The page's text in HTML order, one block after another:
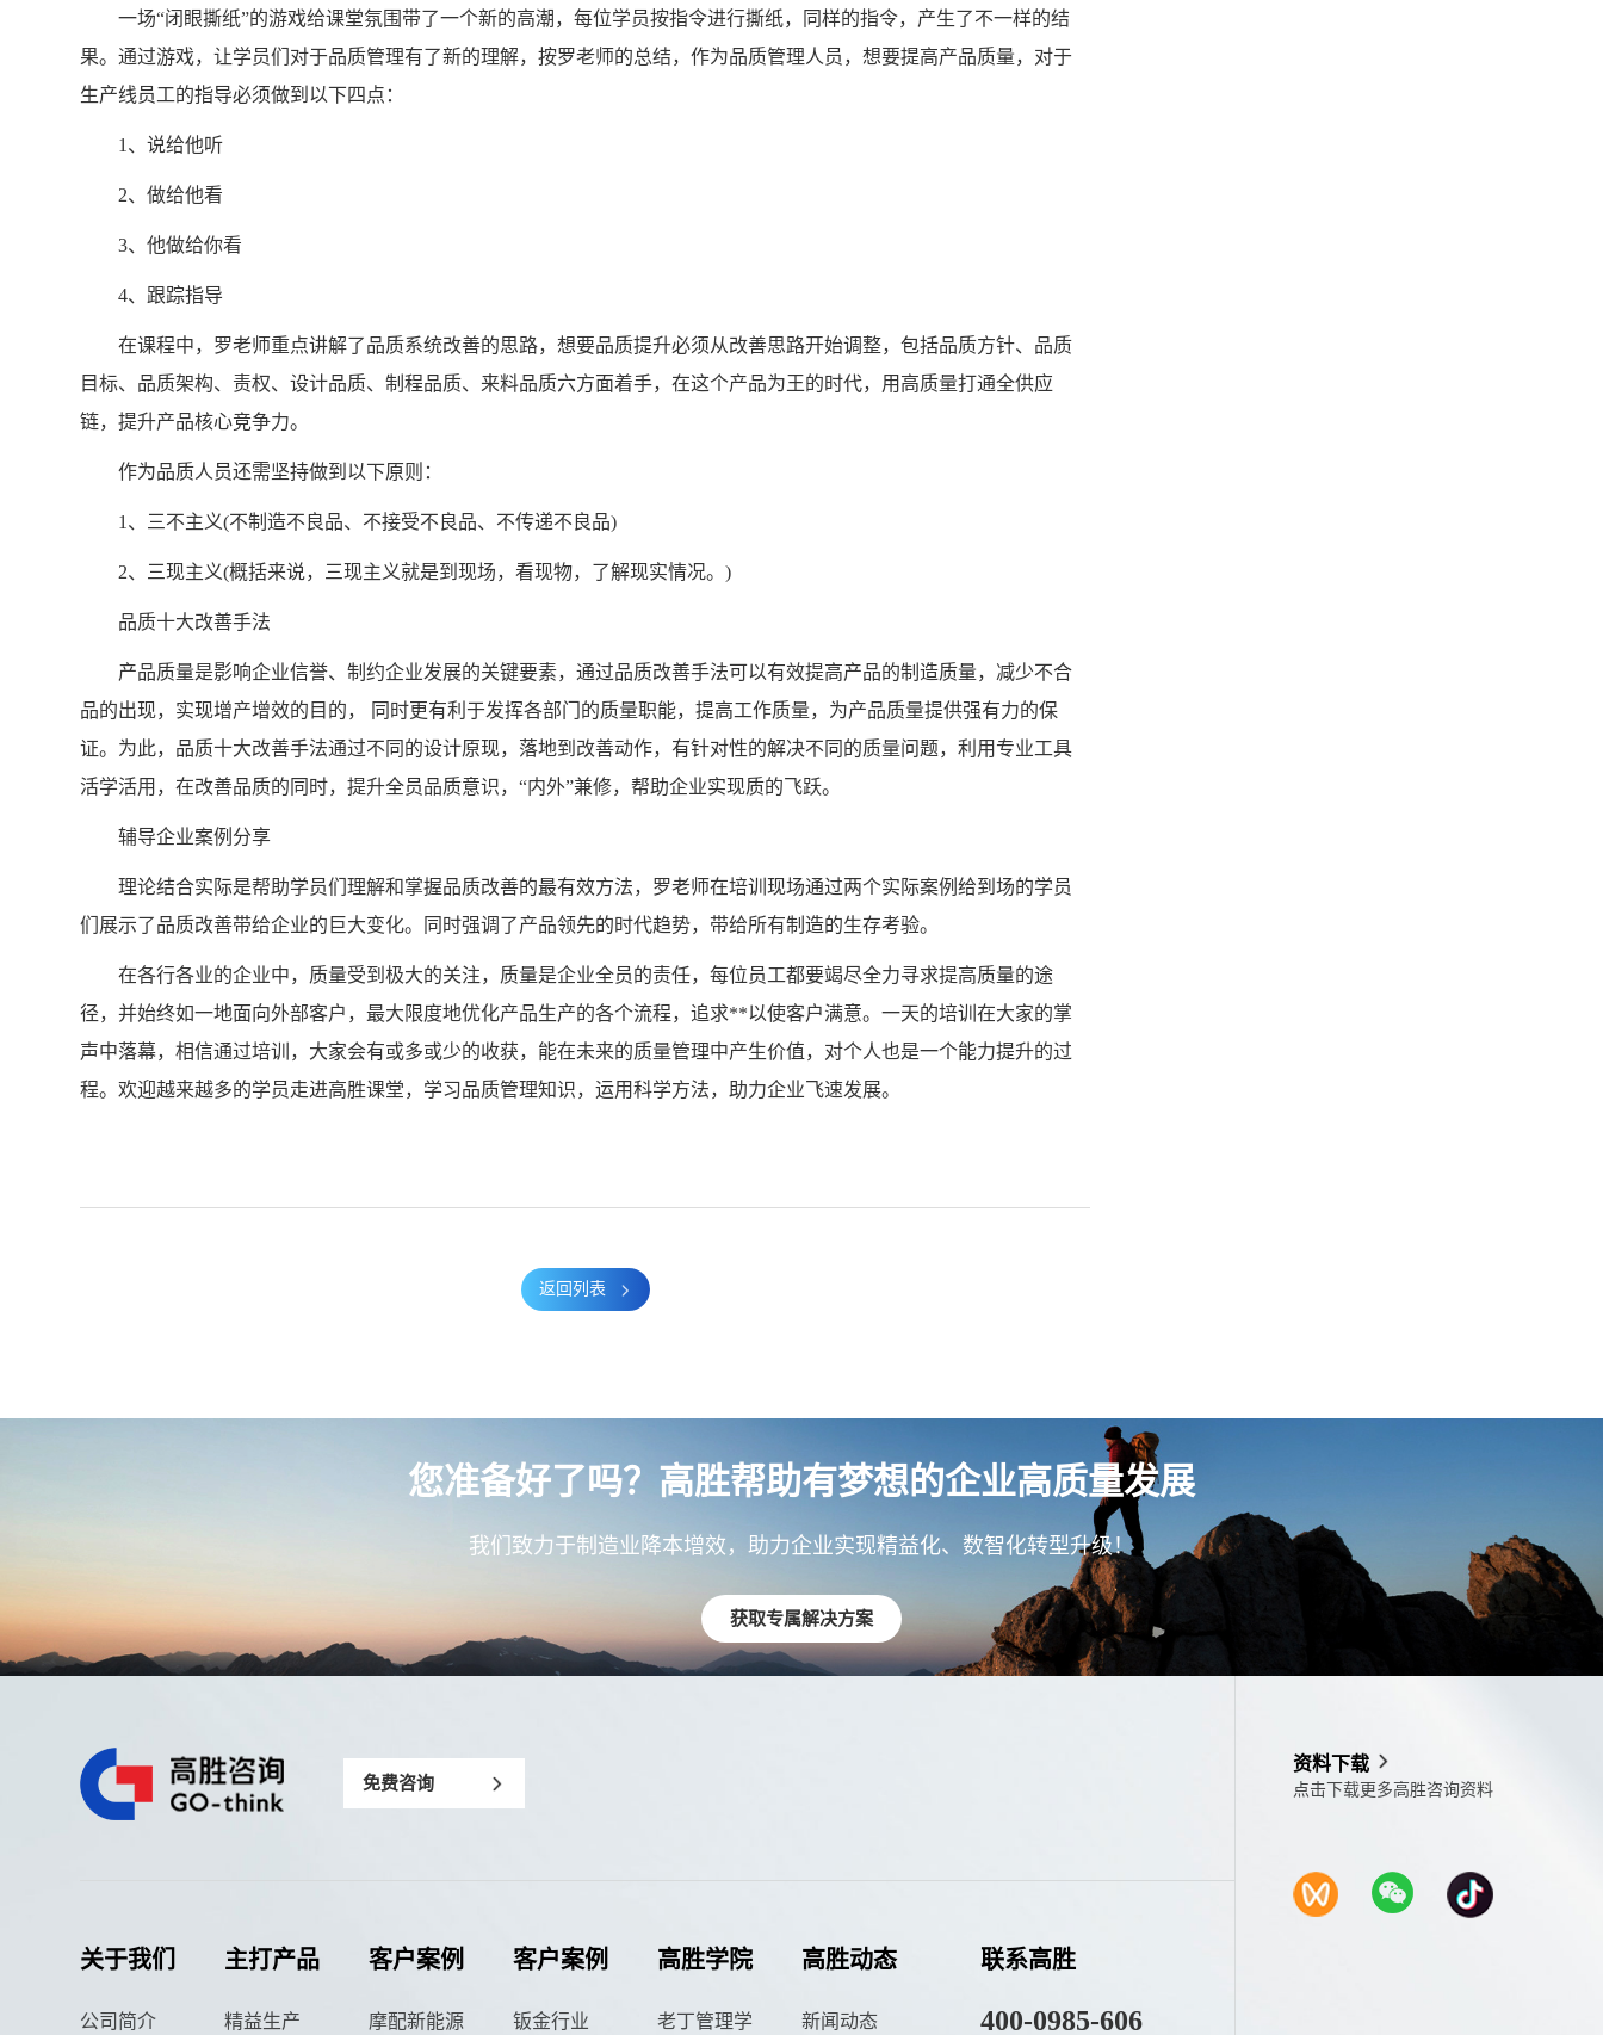
一场“闭眼撕纸”的游戏给课堂氛围带了一个新的高潮，每位学员按指令进行撕纸，同样的指令，产生了不一样的结
果。通过游戏，让学员们对于品质管理有了新的理解，按罗老师的总结，作为品质管理人员，想要提高产品质量，对于
生产线员工的指导必须做到以下四点：
1、说给他听
2、做给他看
3、他做给你看
4、跟踪指导
在课程中，罗老师重点讲解了品质系统改善的思路，想要品质提升必须从改善思路开始调整，包括品质方针、品质
目标、品质架构、责权、设计品质、制程品质、来料品质六方面着手，在这个产品为王的时代，用高质量打通全供应
链，提升产品核心竞争力。
作为品质人员还需坚持做到以下原则：
1、三不主义(不制造不良品、不接受不良品、不传递不良品)
2、三现主义(概括来说，三现主义就是到现场，看现物，了解现实情况。)
品质十大改善手法
产品质量是影响企业信誉、制约企业发展的关键要素，通过品质改善手法可以有效提高产品的制造质量，减少不合
品的出现，实现增产增效的目的， 同时更有利于发挥各部门的质量职能，提高工作质量，为产品质量提供强有力的保
证。为此，品质十大改善手法通过不同的设计原现，落地到改善动作，有针对性的解决不同的质量问题，利用专业工具
活学活用，在改善品质的同时，提升全员品质意识，“内外”兼修，帮助企业实现质的飞跃。
辅导企业案例分享
理论结合实际是帮助学员们理解和掌握品质改善的最有效方法，罗老师在培训现场通过两个实际案例给到场的学员
们展示了品质改善带给企业的巨大变化。同时强调了产品领先的时代趋势，带给所有制造的生存考验。
在各行各业的企业中，质量受到极大的关注，质量是企业全员的责任，每位员工都要竭尽全力寻求提高质量的途
径，并始终如一地面向外部客户，最大限度地优化产品生产的各个流程，追求**以使客户满意。一天的培训在大家的掌
声中落幕，相信通过培训，大家会有或多或少的收获，能在未来的质量管理中产生价值，对个人也是一个能力提升的过
程。欢迎越来越多的学员走进高胜课堂，学习品质管理知识，运用科学方法，助力企业飞速发展。
返回列表
您准备好了吗？高胜帮助有梦想的企业高质量发展
我们致力于制造业降本增效，助力企业实现精益化、数智化转型升级！
获取专属解决方案
免费咨询
关于我们
公司简介
主打产品
精益生产
客户案例
摩配新能源
客户案例
钣金行业
高胜学院
老丁管理学
高胜动态
新闻动态
联系高胜
400-0985-606
资料下载
点击下载更多高胜咨询资料